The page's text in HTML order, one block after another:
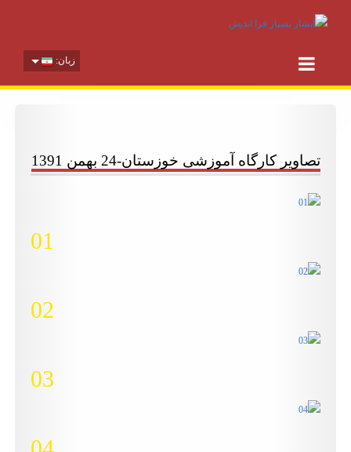
زبان:
تصاویر کارگاه آموزشی خوزستان-24 بهمن 1391
01
02
03